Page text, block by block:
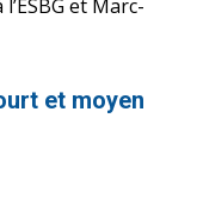
et Marc-
et moyen